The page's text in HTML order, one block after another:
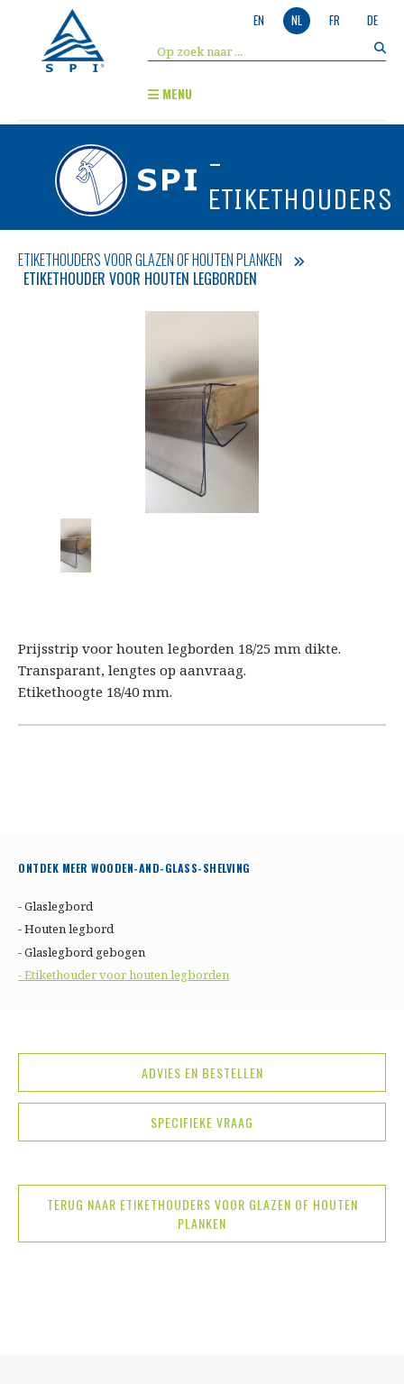
EN NL FR DE
MENU
-
ETIKETHOUDERS
ETIKETHOUDERS VOOR GLAZEN OF HOUTEN PLANKEN
ETIKETHOUDER VOOR HOUTEN LEGBORDEN
Prijsstrip voor houten legborden 18/25 mm dikte.
Transparant, lengtes op aanvraag.
Etikethoogte 18/40 mm.
ONTDEK MEER WOODEN-AND-GLASS-SHELVING
- Glaslegbord
- Houten legbord
- Glaslegbord gebogen
- Etikethouder voor houten legborden
ADVIES EN BESTELLEN
SPECIFIEKE VRAAG
TERUG NAAR ETIKETHOUDERS VOOR GLAZEN OF HOUTEN
PLANKEN